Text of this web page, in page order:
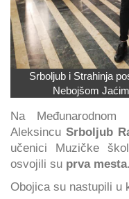
Srboljub i Strahinja
Nebojšom
Na
Aleksincu Srboljub
učenici Muzičke
osvojili su prva mesta.
Obojica su nastupili u